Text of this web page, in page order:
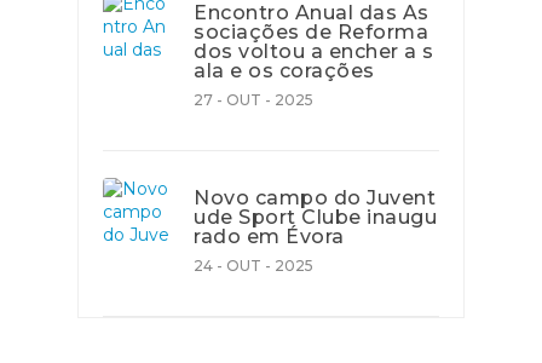
Encontro Anual das As
sociações de Reforma
dos voltou a encher a s
ala e os corações
27 - OUT - 2025
Novo campo do Juvent
ude Sport Clube inaugu
rado em Évora
24 - OUT - 2025